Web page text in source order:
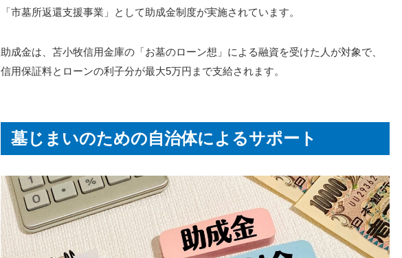
「市墓所返還支援事業」として助成金制度が実施されています。
助成金は、苫小牧信用金庫の「お墓のローン想」による融資を受けた人が対象で、
信用保証料とローンの利子分が最大5万円まで支給されます。
墓じまいのための自治体によるサポート